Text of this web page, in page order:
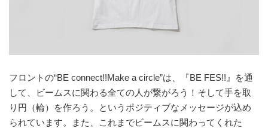
フロントの“BE connect!!Make a circle”は、『BE FES!!』を通
して、ビームスに関わる全ての人が繋がろう！そして手を取
り円（輪）を作ろう。というポジティブなメッセージが込め
られています。また、これまでビームスに関わってくれた